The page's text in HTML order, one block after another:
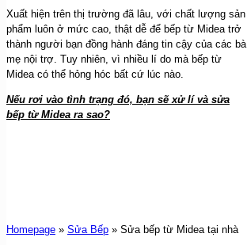
Xuất hiện trên thị trường đã lâu, với chất lượng sản
phẩm luôn ở mức cao, thật dễ để bếp từ Midea trở
thành người bạn đồng hành đáng tin cậy của các bà
mẹ nội trợ. Tuy nhiên, vì nhiều lí do mà bếp từ
Midea có thể hỏng hóc bất cứ lúc nào.
Nếu rơi vào tình trạng đó, bạn sẽ xử lí và sửa
bếp từ Midea ra sao?
Homepage » Sửa Bếp » Sửa bếp từ Midea tại nhà